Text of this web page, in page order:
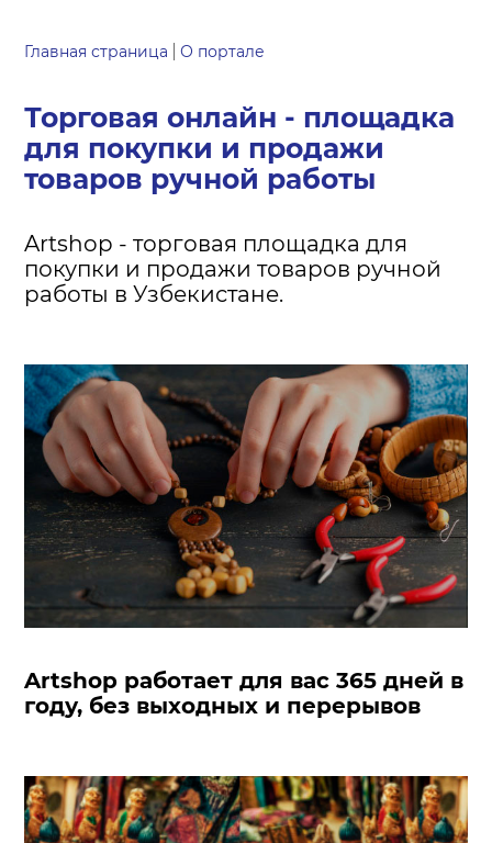
Главная страница О портале
Торговая онлайн - площадка
для покупки и продажи
товаров ручной работы
Artshop - торговая площадка для
покупки и продажи товаров ручной
работы в Узбекистане.
Artshop работает для вас 365 дней в
году, без выходных и перерывов